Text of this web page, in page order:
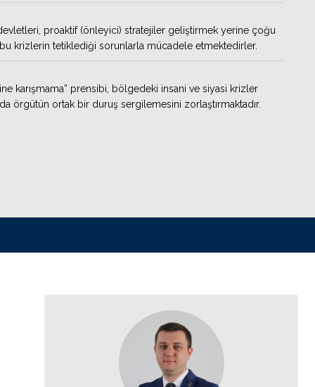
proaktif (önleyici) stratejiler geliştirmek yerine çoğu
krizlerin tetiklediği sorunlarla mücadele etmektedirler.
karışmama” prensibi, bölgedeki insani ve siyasi krizler
örgütün ortak bir duruş sergilemesini zorlaştırmaktadır.